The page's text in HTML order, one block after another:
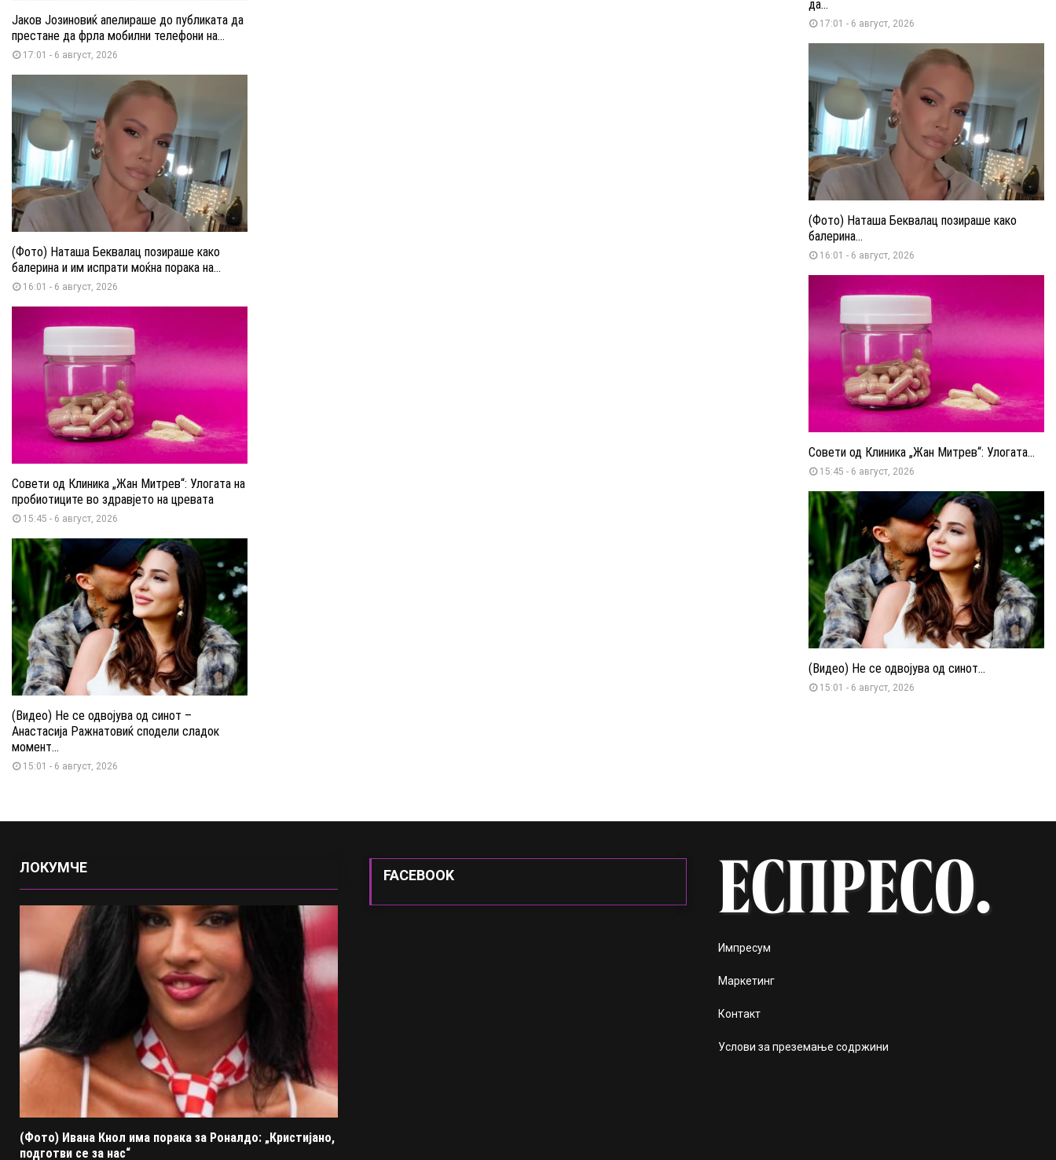
Јаков Јозиновиќ апелираше до публиката да
престане да фрла мобилни телефони на...
17:01 - 6 август, 2026
(Фото) Наташа Беквалац позираше како
балерина и им испрати моќна порака на...
16:01 - 6 август, 2026
Совети од Клиника „Жан Митрев“: Улогата на
пробиотиците во здравјето на цревата
15:45 - 6 август, 2026
(Видео) Не се одвојува од синот –
Анастасија Ражнатовиќ сподели сладок
момент...
15:01 - 6 август, 2026
да...
17:01 - 6 август, 2026
(Фото) Наташа Беквалац позираше како
балерина...
16:01 - 6 август, 2026
Совети од Клиника „Жан Митрев“: Улогата...
15:45 - 6 август, 2026
(Видео) Не се одвојува од синот...
15:01 - 6 август, 2026
ЛОКУМЧЕ
(Фото) Ивана Кнол има порака за Роналдо: „Кристијано,
подготви се за нас“
FACEBOOK
Импресум
Маркетинг
Контакт
Услови за преземање содржини